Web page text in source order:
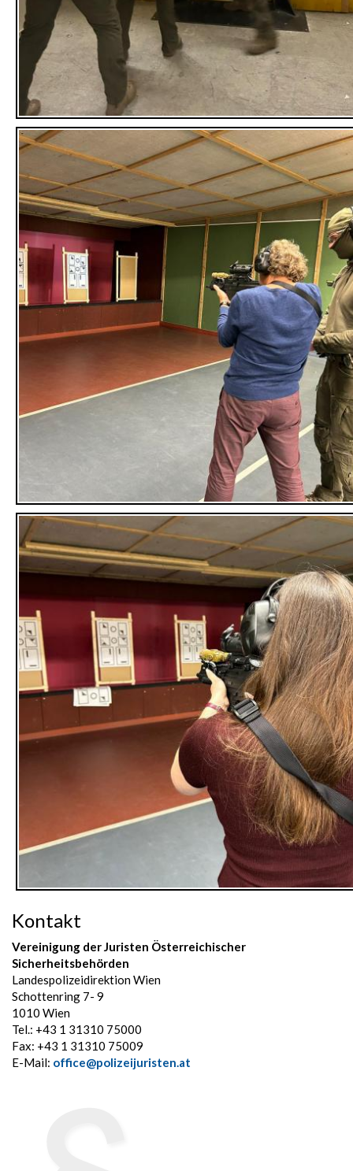
Kontakt
Vereinigung der Juristen Österreichischer
Sicherheitsbehörden
Landespolizeidirektion Wien
Schottenring 7- 9
1010 Wien
Tel.: +43 1 31310 75000
Fax: +43 1 31310 75009
E-Mail: office@polizeijuristen.at